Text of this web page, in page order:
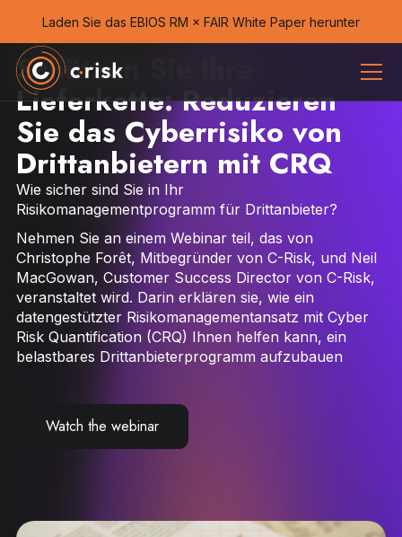
Laden Sie das EBIOS RM × FAIR White Paper herunter
Schützen Sie Ihre
Lieferkette: Reduzieren
Sie das Cyberrisiko von
Drittanbietern mit CRQ
Wie sicher sind Sie in Ihr
Risikomanagementprogramm für Drittanbieter?
Nehmen Sie an einem Webinar teil, das von
Christophe Forêt, Mitbegründer von C-Risk, und Neil
MacGowan, Customer Success Director von C-Risk,
veranstaltet wird. Darin erklären sie, wie ein
datengestützter Risikomanagementansatz mit Cyber
Risk Quantification (CRQ) Ihnen helfen kann, ein
belastbares Drittanbieterprogramm aufzubauen
Watch the webinar